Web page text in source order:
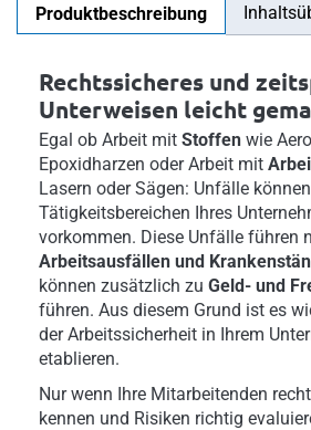
Produktbeschreibung
Rechtssicheres und
Unterweisen leicht
Egal ob Arbeit mit Stoffen wie
Epoxidharzen oder Arbeit mit
Lasern oder Sägen: Unfälle
Tätigkeitsbereichen Ihres
vorkommen. Diese Unfälle führen
Arbeitsausfällen und
können zusätzlich zu Geld- und
führen. Aus diesem Grund ist es
der Arbeitssicherheit in Ihrem
etablieren.
Nur wenn Ihre Mitarbeitenden
kennen und Risiken richtig